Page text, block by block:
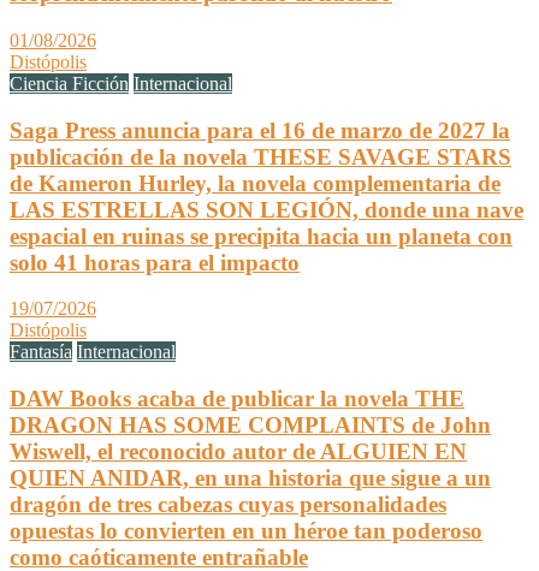
01/08/2026
Distópolis
Ciencia Ficción Internacional
Saga Press anuncia para el 16 de marzo de 2027 la
publicación de la novela THESE SAVAGE STARS
de Kameron Hurley, la novela complementaria de
LAS ESTRELLAS SON LEGIÓN, donde una nave
espacial en ruinas se precipita hacia un planeta con
solo 41 horas para el impacto
19/07/2026
Distópolis
Fantasía Internacional
DAW Books acaba de publicar la novela THE
DRAGON HAS SOME COMPLAINTS de John
Wiswell, el reconocido autor de ALGUIEN EN
QUIEN ANIDAR, en una historia que sigue a un
dragón de tres cabezas cuyas personalidades
opuestas lo convierten en un héroe tan poderoso
como caóticamente entrañable